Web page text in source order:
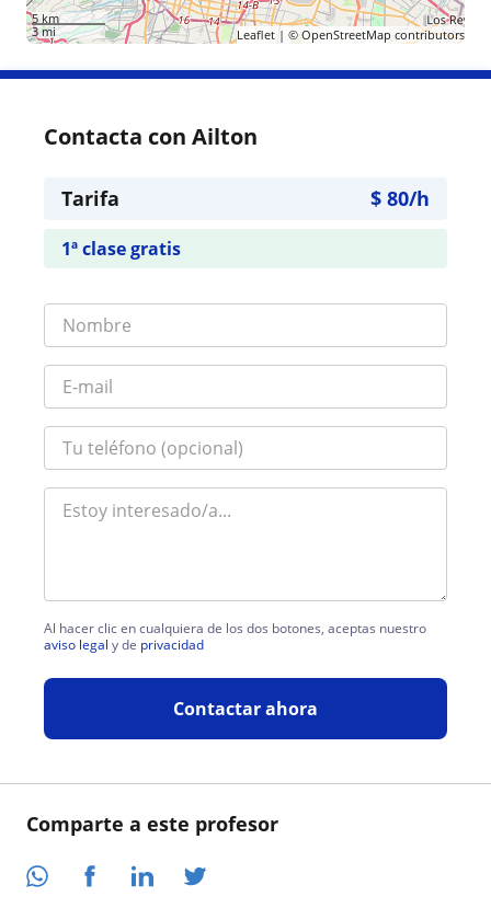
Comparte a este profesor
5 km
3 mi
Leaflet| © OpenStreetMap contributors
Contacta con Ailton
Tarifa $ 80/h
1ª clase gratis
Al hacer clic en cualquiera de los dos botones, aceptas nuestro
aviso legal y de privacidad
Contactar ahora